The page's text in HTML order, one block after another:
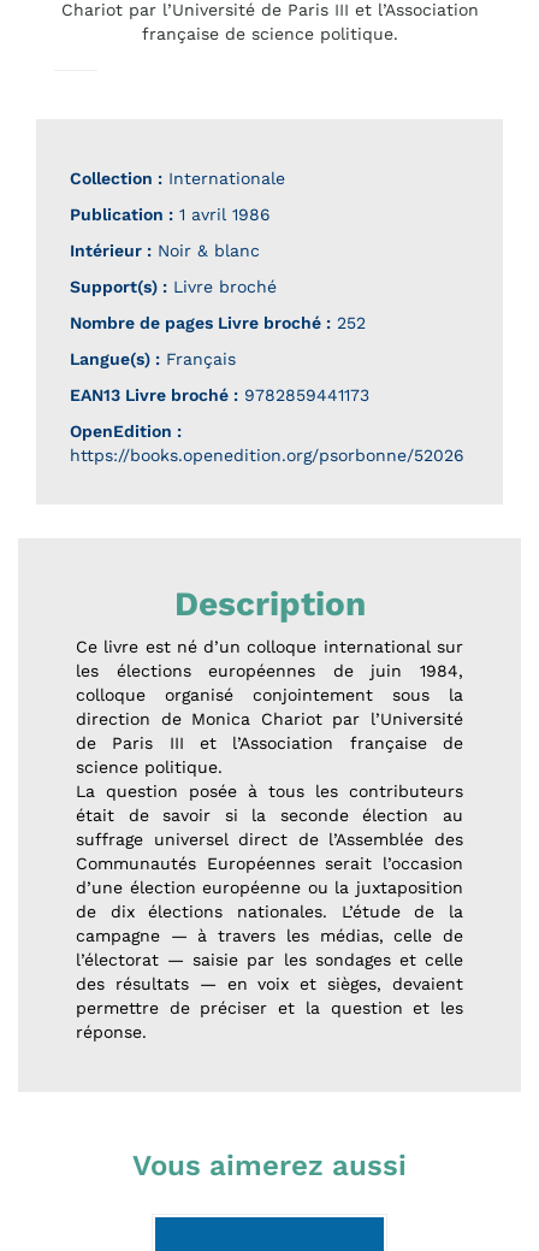
Chariot par l’Université de Paris III et l’Association
française de science politique.
Collection : Internationale
Publication : 1 avril 1986
Intérieur : Noir & blanc
Support(s) : Livre broché
Nombre de pages Livre broché : 252
Langue(s) : Français
EAN13 Livre broché : 9782859441173
OpenEdition :
https://books.openedition.org/psorbonne/52026
Description
Ce livre est né d’un colloque international sur
les élections européennes de juin 1984,
colloque organisé conjointement sous la
direction de Monica Chariot par l’Université
de Paris III et l’Association française de
science politique.
La question posée à tous les contributeurs
était de savoir si la seconde élection au
suffrage universel direct de l’Assemblée des
Communautés Européennes serait l’occasion
d’une élection européenne ou la juxtaposition
de dix élections nationales. L’étude de la
campagne — à travers les médias, celle de
l’électorat — saisie par les sondages et celle
des résultats — en voix et sièges, devaient
permettre de préciser et la question et les
réponse.
Vous aimerez aussi